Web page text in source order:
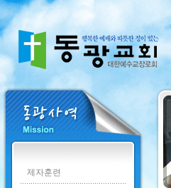
제자훈련